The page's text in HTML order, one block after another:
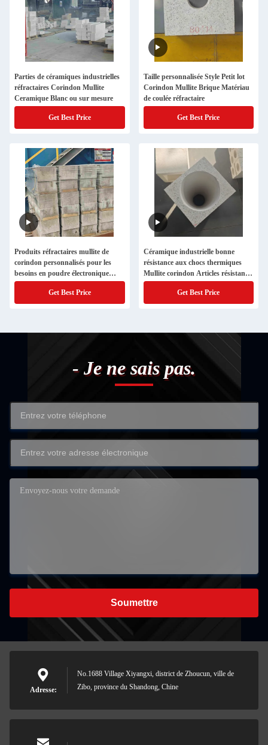
Parties de céramiques industrielles
réfractaires Corindon Mullite
Ceramique Blanc ou sur mesure
Get Best Price
Taille personnalisée Style Petit lot
Corindon Mullite Brique Matériau
de coulée réfractaire
Get Best Price
Produits réfractaires mullite de
corindon personnalisés pour les
besoins en poudre électronique
ultrapure
Get Best Price
Céramique industrielle bonne
résistance aux chocs thermiques
Mullite corindon Articles résistants
à la chaleur
Get Best Price
- Je ne sais pas.
Soumettre
Adresse:
No.1688 Village Xiyangxi, district de Zhoucun, ville de
Zibo, province du Shandong, Chine